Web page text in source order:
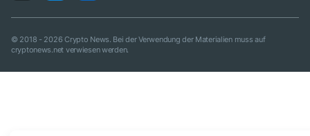
© 2018 - 2026 Crypto News. Bei der Verwendung der Materialien muss auf
cryptonews.net verwiesen werden.